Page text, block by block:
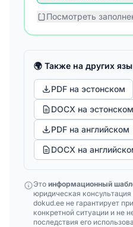
Посмотреть
🌍 Также на других
PDF на эстонском
DOCX на эстонском
PDF на английском
DOCX на
Это информационный
юридическая
dokud.ee не гарантирует
конкретной ситуации и не
последствия его